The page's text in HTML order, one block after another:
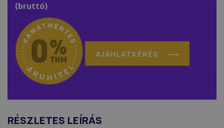
(bruttó)
AJÁNLATKÉRÉS
RÉSZLETES LEÍRÁS